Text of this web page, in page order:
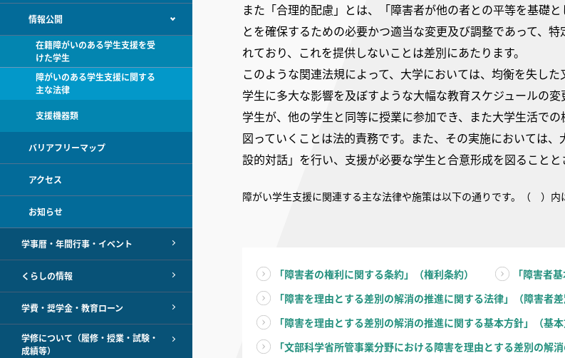
情報公開
在籍障がいのある学生支援を受
けた学生
障がいのある学生支援に関する
主な法律
支援機器類
バリアフリーマップ
アクセス
お知らせ
学事暦・年間行事・イベント
くらしの情報
学費・奨学金・教育ローン
学修について（履修・授業・試験・
成績等）
また「合理的配慮」とは、「障害者が他の者との平等を基礎
とを確保するための必要かつ適当な変更及び調整であって、
れており、これを提供しないことは差別にあたります。
このような関連法規によって、大学においては、均衡を失し
学生に多大な影響を及ぼすような大幅な教育スケジュールの
学生が、他の学生と同等に授業に参加でき、また大学生活で
図っていくことは法的責務です。また、その実施においては
設的対話」を行い、支援が必要な学生と合意形成を図ることと
障がい学生支援に関連する主な法律や施策は以下の通りです。（ ）内
「障害者の権利に関する条約」（権利条約）
「障害者基
「障害を理由とする差別の解消の推進に関する法律」（障害者差
「障害を理由とする差別の解消の推進に関する基本方針」（基本
「文部科学省所管事業分野における障害を理由とする差別の解